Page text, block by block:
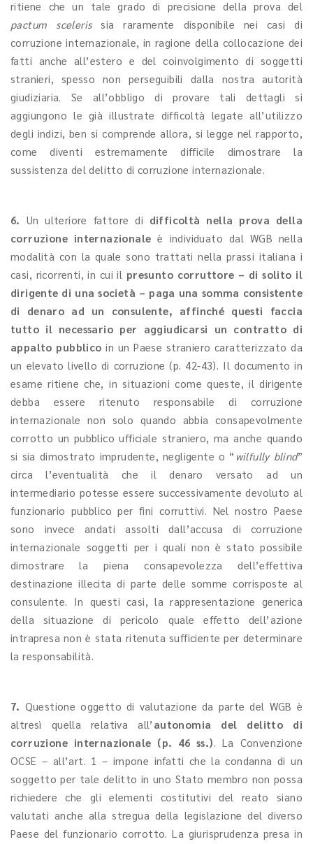
ritiene che un tale grado di precisione della prova del
pactum sceleris sia raramente disponibile nei casi di
corruzione internazionale, in ragione della collocazione dei
fatti anche all’estero e del coinvolgimento di soggetti
stranieri, spesso non perseguibili dalla nostra autorità
giudiziaria. Se all’obbligo di provare tali dettagli si
aggiungono le già illustrate difficoltà legate all’utilizzo
degli indizi, ben si comprende allora, si legge nel rapporto,
come diventi estremamente difficile dimostrare la
sussistenza del delitto di corruzione internazionale.
6. Un ulteriore fattore di difficoltà nella prova della
corruzione internazionale è individuato dal WGB nella
modalità con la quale sono trattati nella prassi italiana i
casi, ricorrenti, in cui il presunto corruttore – di solito il
dirigente di una società – paga una somma consistente
di denaro ad un consulente, affinché questi faccia
tutto il necessario per aggiudicarsi un contratto di
appalto pubblicoin un Paese straniero caratterizzato da
un elevato livello di corruzione (p. 42-43). Il documento in
esame ritiene che, in situazioni come queste, il dirigente
debba essere ritenuto responsabile di corruzione
internazionale non solo quando abbia consapevolmente
corrotto un pubblico ufficiale straniero, ma anche quando
si sia dimostrato imprudente, negligente o “ wilfully blind”
circa l’eventualità che il denaro versato ad un
intermediario potesse essere successivamente devoluto al
funzionario pubblico per fini corruttivi. Nel nostro Paese
sono invece andati assolti dall’accusa di corruzione
internazionale soggetti per i quali non è stato possibile
dimostrare la piena consapevolezza dell’effettiva
destinazione illecita di parte delle somme corrisposte al
consulente. In questi casi, la rappresentazione generica
della situazione di pericolo quale effetto dell’azione
intrapresa non è stata ritenuta sufficiente per determinare
la responsabilità.
7. Questione oggetto di valutazione da parte del WGB è
altresì quella relativa all’ autonomia del delitto di
corruzione internazionale (p. 46 ss.). La Convenzione
OCSE – all’art. 1 – impone infatti che la condanna di un
soggetto per tale delitto in uno Stato membro non possa
richiedere che gli elementi costitutivi del reato siano
valutati anche alla stregua della legislazione del diverso
Paese del funzionario corrotto. La giurisprudenza presa in